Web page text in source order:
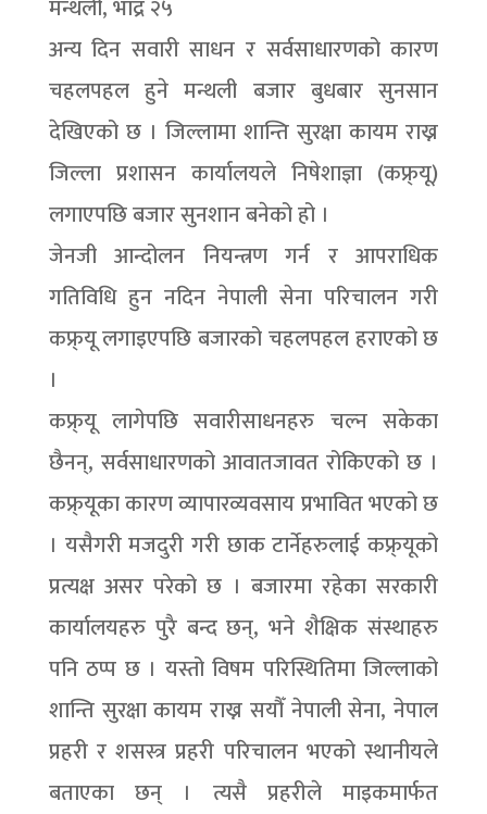
मन्थली, भाद्र २५
अन्य दिन सवारी साधन र सर्वसाधारणको कारण
चहलपहल हुने मन्थली बजार बुधबार सुनसान
देखिएको छ । जिल्लामा शान्ति सुरक्षा कायम राख्न
जिल्ला प्रशासन कार्यालयले निषेशाज्ञा (कफ्र्यू)
लगाएपछि बजार सुनशान बनेको हो ।
जेनजी आन्दोलन नियन्त्रण गर्न र आपराधिक
गतिविधि हुन नदिन नेपाली सेना परिचालन गरी
कफ्र्यू लगाइएपछि बजारको चहलपहल हराएको छ
।
कफ्र्यू लागेपछि सवारीसाधनहरु चल्न सकेका
छैनन्, सर्वसाधारणको आवातजावत रोकिएको छ ।
कफ्र्यूका कारण व्यापारव्यवसाय प्रभावित भएको छ
। यसैगरी मजदुरी गरी छाक टार्नेहरुलाई कफ्र्यूको
प्रत्यक्ष असर परेको छ । बजारमा रहेका सरकारी
कार्यालयहरु पुरै बन्द छन्, भने शैक्षिक संस्थाहरु
पनि ठप्प छ । यस्तो विषम परिस्थितिमा जिल्लाको
शान्ति सुरक्षा कायम राख्न सयौँ नेपाली सेना, नेपाल
प्रहरी र शसस्त्र प्रहरी परिचालन भएको स्थानीयले
बताएका छन् । त्यसै प्रहरीले माइकमार्फत